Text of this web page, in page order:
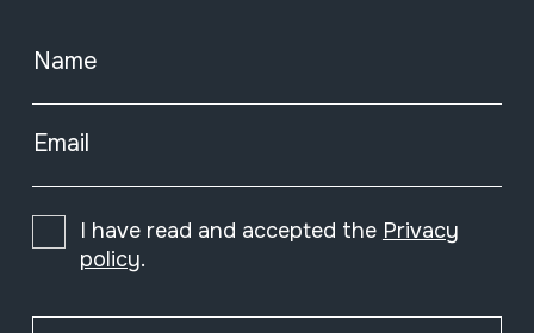
Name
Email
I have read and accepted the Privacy
policy.